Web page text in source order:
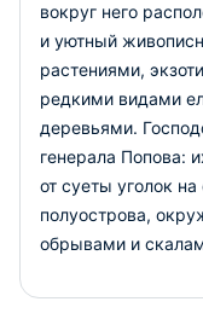
вокруг него
и уютный
растениями,
редкими видами
деревьями.
генерала Попова:
от суеты уголок
полуострова,
обрывами и